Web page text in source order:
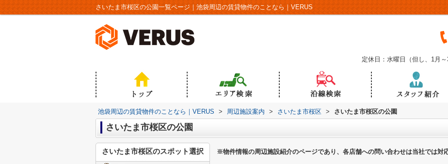
さいたま市桜区の公園一覧ページ｜池袋周辺の賃貸物件のことなら｜VERUS
定休日：水曜日（但し、1月
池袋周辺の賃貸物件のことなら｜VERUS > 周辺施設案内 > さいたま市桜区 > さいたま市桜区の公園
さいたま市桜区の公園
※物件情報の周辺施設紹介のページであり、各店舗への問い合わせは当社では対
さいたま市桜区のスポット選択